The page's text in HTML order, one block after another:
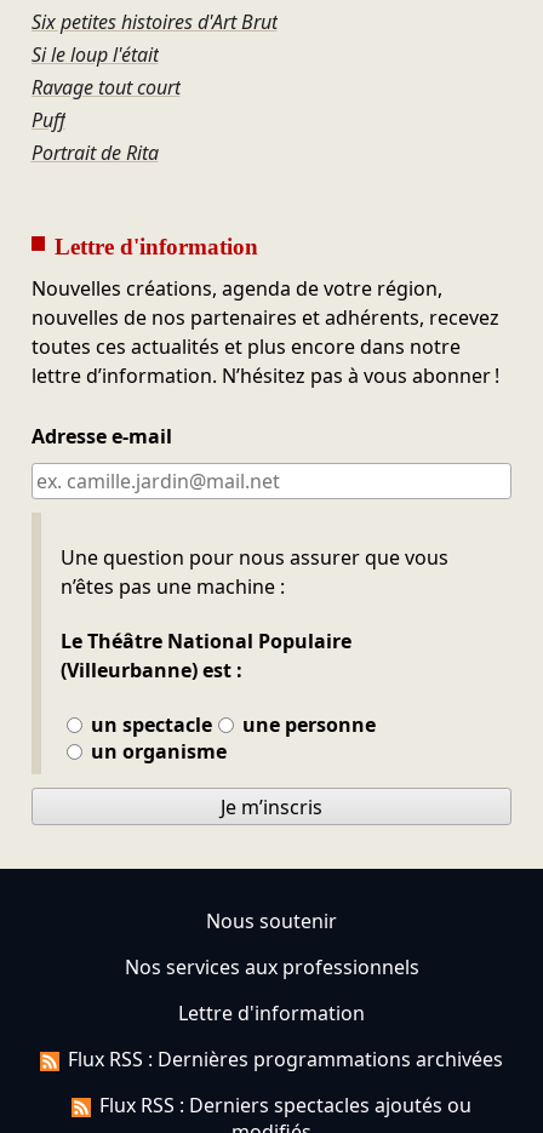
Six petites histoires d'Art Brut
Si le loup l'était
Ravage tout court
Puff
Portrait de Rita
Lettre d'information
Nouvelles créations, agenda de votre région,
nouvelles de nos partenaires et adhérents, recevez
toutes ces actualités et plus encore dans notre
lettre d’information. N’hésitez pas à vous abonner !
Adresse e-mail
Une question pour nous assurer que vous
n’êtes pas une machine :
Le Théâtre National Populaire
(Villeurbanne) est :
un spectacle
une personne
un organisme
Ne pas remplir
Je m’inscris
Nous soutenir
Nos services aux professionnels
Lettre d'information
Flux RSS : Dernières programmations archivées
Flux RSS : Derniers spectacles ajoutés ou